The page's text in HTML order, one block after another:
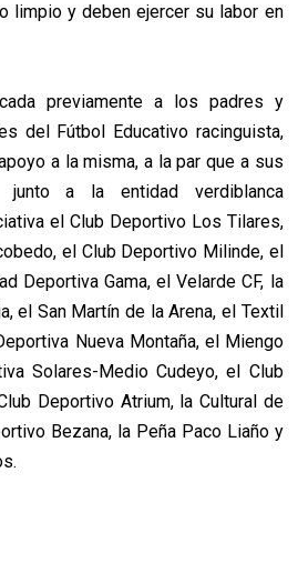
limpio y deben ejercer su labor en
previamente a los padres y
del Fútbol Educativo racinguista,
a la misma, a la par que a sus
junto a la entidad verdiblanca
el Club Deportivo Los Tilares,
el Club Deportivo Milinde, el
Deportiva Gama, el Velarde CF, la
el San Martín de la Arena, el Textil
Nueva Montaña, el Miengo
Solares-Medio Cudeyo, el Club
Deportivo Atrium, la Cultural de
Bezana, la Peña Paco Liaño y